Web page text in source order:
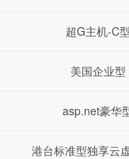
超G主机-C
美国企业型
asp.net豪华
港台标准型独享云